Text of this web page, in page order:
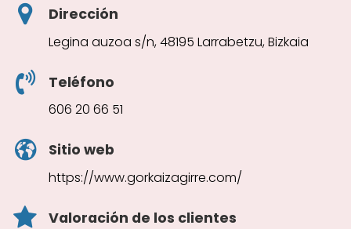
Dirección
Legina auzoa s/n, 48195 Larrabetzu, Bizkaia
Teléfono
606 20 66 51
Sitio web
https://www.gorkaizagirre.com/
Valoración de los clientes